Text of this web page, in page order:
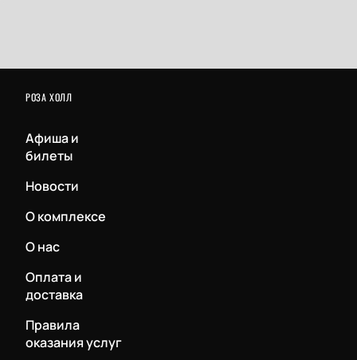
РОЗА ХОЛЛ
Афиша и
билеты
Новости
О комплексе
О нас
Оплата и
доставка
Правила
оказания услуг